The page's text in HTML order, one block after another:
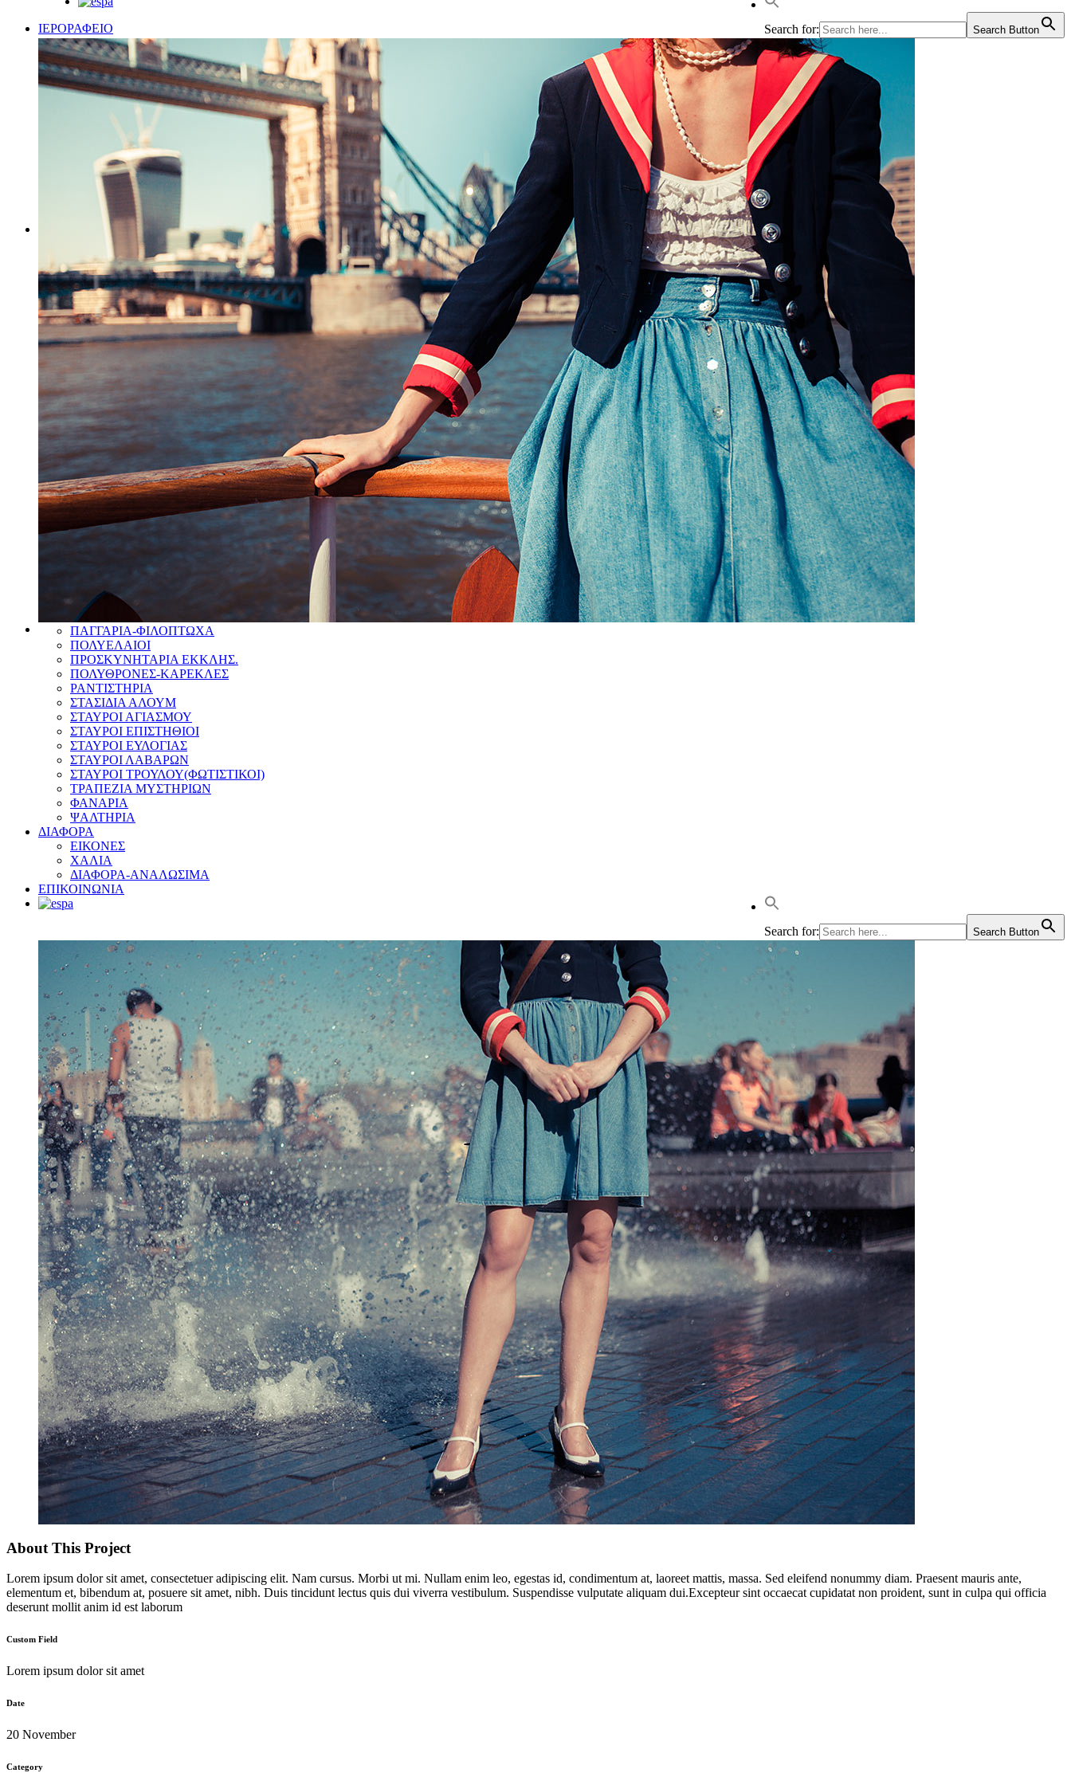
Search for: Search Button
ΙΕΡΟΡΑΦΕΙΟ
ΑΜΦΙΑ ΔΕΣΠΟΤΙΚΑ
ΑΜΦΙΑ ΚΕΝΤΗΤΑ
ΑΜΦΙΑ-ΣΤΟΦΕΣ
ΚΑΛΥΜΜΑΤΑ ΑΓ.ΤΡΑΠΕΖΑΣ
ΚΑΛΥΜΜΑΤΑ ΔΙΑΦΟΡΑ
ΚΕΝΤΗΜΑΤΑ ΧΕΙΡΟΠΟΙΗΤΑ – ΤΙΡΤΙΡΙ
ΚΟΡΔΕΛΕΣ ΣΤΟΛΙΣΜΟΥ
ΚΟΥΡΤΙΝΕΣ
ΛΑΒΑΡΑ
ΜΑΝΙΚΕΤΟΚΟΥΜΠΑ
ΣΩΜΑΤΑ ΕΠΙΤΑΦΙΩΝ
ΥΦΑΣΜΑΤΑ
ΥΦΑΣΜΑΤΑ ΧΕΙΡΟΠΟΙΗΤΑ ΜΕΤΑΞΩΤΑ 60cm
ΑΝΑΛΟΓΙΑ
ΑΝΘΟΔΟΧΕΙΑ-ΑΝΘΟΣΤΗΛΕΣ
ΑΠΛΙΚΕΣ
ΑΡΤΟΔΟΧΕΙΑ
ΑΡΤΟΦΟΡΙΑ
ΑΣΗΜΙΚΑ
ΒΑΣΕΙΣ ΔΙΑΦΟΡΕΣ
ΔΕΣΠΟΤΙΚΑ
ΔΙΑΦΟΡΑ ΕΚΚΛΗΣΙΑΣΤΙΚΑ
ΔΙΣΚΟΠΟΤΗΡΑ
ΕΞΑΠΤΕΡΥΓΑ
ΕΙΔΙΚΕΣ ΚΑΤΑΣΚΕΥΕΣ
ΕΠΙΤΑΦΙΟΙ-ΕΣΤΑΥΡΩΜΕΝΟΣ
ΕΥΑΓΓΕΛΙΑ
ΖΕΟ
ΘΥΜΙΑΤΑ
ΚΑΝΤΗΛΙΑ
ΚΑΝΤΗΛΙΑ ΑΓ.ΤΡΑΠΕΖΑΣ
ΚΗΡΟΘΗΚΕΣ
ΚΗΡΟΠΗΓΙΑ
ΚΟΛΥΜΒΗΘΡΕΣ
ΚΟΛΥΜΒΗΘΡΕΣ ΒΑΠΤΙΣΗΣ
ΚΟΥΤΙΑ(ΠΡΟΗΓΙΑΣΜΕΝΗΣ-ΕΓΚΑΙΝΙΩΝ ΚΛΠ)
ΛΕΙΨΑΝΟΘΗΚΕΣ
ΜΑΝΟΥΑΛΙΑ
ΜΥΡΟΔΟΧΕΙΑ
ΝΤΟΛΤΣΕΣ
ΠΑΓΓΑΡΙΑ-ΦΙΛΟΠΤΩΧΑ
ΠΟΛΥΕΛΑΙΟΙ
ΠΡΟΣΚΥΝΗΤΑΡΙΑ ΕΚΚΛΗΣ.
ΠΟΛΥΘΡΟΝΕΣ-ΚΑΡΕΚΛΕΣ
ΡΑΝΤΙΣΤΗΡΙΑ
ΣΤΑΣΙΔΙΑ ΑΛΟΥΜ
ΣΤΑΥΡΟΙ ΑΓΙΑΣΜΟΥ
ΣΤΑΥΡΟΙ ΕΠΙΣΤΗΘΙΟΙ
ΣΤΑΥΡΟΙ ΕΥΛΟΓΙΑΣ
ΣΤΑΥΡΟΙ ΛΑΒΑΡΩΝ
ΣΤΑΥΡΟΙ ΤΡΟΥΛΟΥ(ΦΩΤΙΣΤΙΚΟΙ)
ΤΡΑΠΕΖΙΑ ΜΥΣΤΗΡΙΩΝ
ΦΑΝΑΡΙΑ
ΨΑΛΤΗΡΙΑ
ΔΙΑΦΟΡΑ
ΕΙΚΟΝΕΣ
ΧΑΛΙΑ
ΔΙΑΦΟΡΑ-ΑΝΑΛΩΣΙΜΑ
ΕΠΙΚΟΙΝΩΝΙΑ
Search for: Search Button
About This Project
Lorem ipsum dolor sit amet, consectetuer adipiscing elit. Nam cursus. Morbi ut mi. Nullam enim leo, egestas id, condimentum at, laoreet mattis, massa. Sed eleifend nonummy diam. Praesent mauris ante,
elementum et, bibendum at, posuere sit amet, nibh. Duis tincidunt lectus quis dui viverra vestibulum. Suspendisse vulputate aliquam dui.Excepteur sint occaecat cupidatat non proident, sunt in culpa qui officia
deserunt mollit anim id est laborum
Custom Field
Lorem ipsum dolor sit amet
Date
20 November
Category